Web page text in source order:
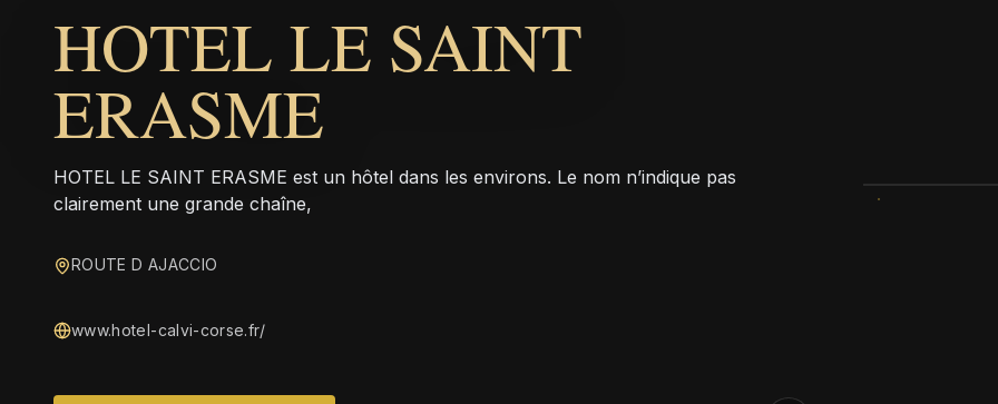
HOTEL LE SAINT
ERASME
HOTEL LE SAINT ERASME est un hôtel dans les environs. Le nom n’indique pas
clairement une grande chaîne,
ROUTE D AJACCIO
www.hotel-calvi-corse.fr/